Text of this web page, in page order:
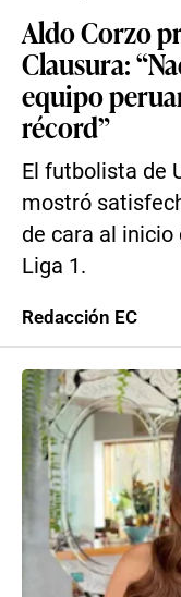
Aldo Corzo
Clausura:
equipo
récord”
El futbolista de
mostró
de cara al inicio
Liga 1.
Redacción EC